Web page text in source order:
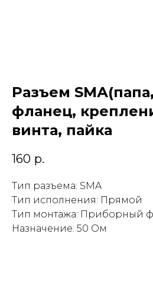
Разъем
фланец,
винта, пайка
160 р.
Тип разъема: SMA
Тип исполнения: Прямой
Тип монтажа: Приборный
Назначение: 50 Ом